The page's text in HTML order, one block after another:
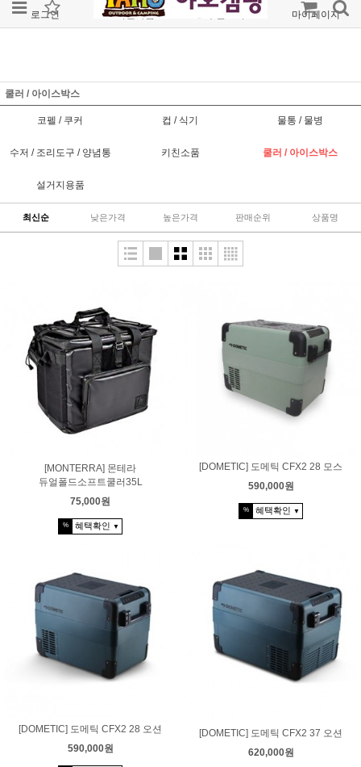
로그인 회원가입 주문조회 마이페이지
쿨러 / 아이스박스
코펠 / 쿠커 컵 / 식기 물통 / 물병
수저 / 조리도구 / 양념통 키친소품 쿨러 / 아이스박스
설거지용품
최신순 낮은가격 높은가격 판매순위 상품명
[MONTERRA] 몬테라
듀얼폴드소프트쿨러35L
75,000원
% 혜택확인 ▼
[DOMETIC] 도메틱 CFX2 28 모스
590,000원
% 혜택확인 ▼
[DOMETIC] 도메틱 CFX2 28 오션
590,000원
[DOMETIC] 도메틱 CFX2 37 오션
620,000원